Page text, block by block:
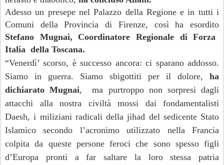
Adesso un presepe nel Palazzo della Regione e in tutti i
Comuni della Provincia di Firenze, così ha esordito
Stefano Mugnai, Coordinatore Regionale di Forza
Italia della Toscana.
“Venerdì’ scorso, è successo ancora: ci sparano addosso.
Siamo in guerra. Siamo sbigottiti per il dolore, ha
dichiarato Mugnai, ma purtroppo non sorpresi dagli
attacchi alla nostra civiltà mossi dai fondamentalisti
Daesh, i miliziani radicali della jihad del sedicente Stato
Islamico secondo l’acronimo utilizzato nella Francia
colpita da queste persone feroci che sono spesso figli
d’Europa pronti a far saltare la loro stessa patria